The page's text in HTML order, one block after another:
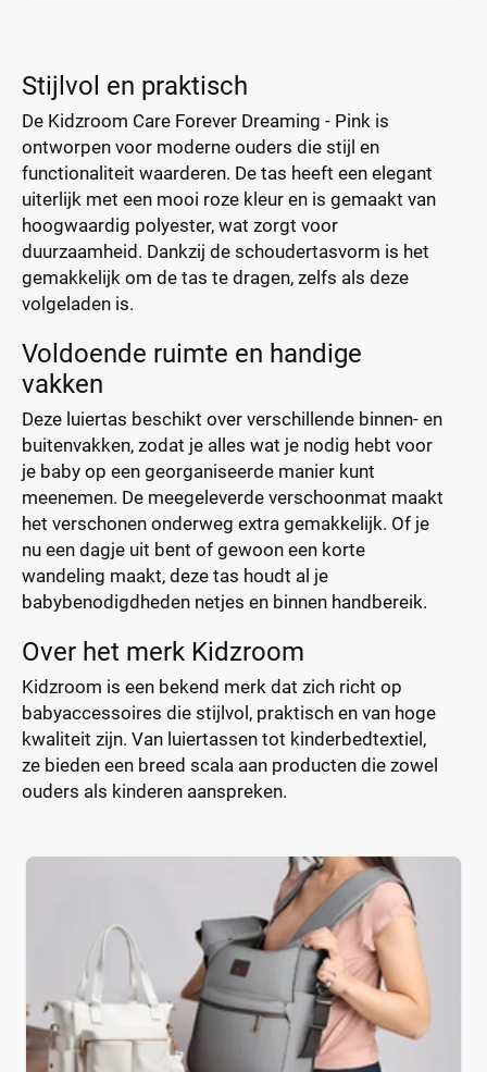
Stijlvol en praktisch
De Kidzroom Care Forever Dreaming - Pink is
ontworpen voor moderne ouders die stijl en
functionaliteit waarderen. De tas heeft een elegant
uiterlijk met een mooi roze kleur en is gemaakt van
hoogwaardig polyester, wat zorgt voor
duurzaamheid. Dankzij de schoudertasvorm is het
gemakkelijk om de tas te dragen, zelfs als deze
volgeladen is.
Voldoende ruimte en handige
vakken
Deze luiertas beschikt over verschillende binnen- en
buitenvakken, zodat je alles wat je nodig hebt voor
je baby op een georganiseerde manier kunt
meenemen. De meegeleverde verschoonmat maakt
het verschonen onderweg extra gemakkelijk. Of je
nu een dagje uit bent of gewoon een korte
wandeling maakt, deze tas houdt al je
babybenodigdheden netjes en binnen handbereik.
Over het merk Kidzroom
Kidzroom is een bekend merk dat zich richt op
babyaccessoires die stijlvol, praktisch en van hoge
kwaliteit zijn. Van luiertassen tot kinderbedtextiel,
ze bieden een breed scala aan producten die zowel
ouders als kinderen aanspreken.